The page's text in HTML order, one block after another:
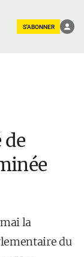
S'ABONNER
de
la
du